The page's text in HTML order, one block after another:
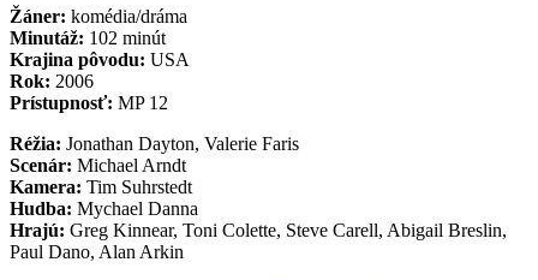
Žáner: komédia/dráma
Minutáž: 102 minút
Krajina pôvodu: USA
Rok: 2006
Prístupnosť: MP 12
Réžia: Jonathan Dayton, Valerie Faris
Scenár: Michael Arndt
Kamera: Tim Suhrstedt
Hudba: Mychael Danna
Hrajú: Greg Kinnear, Toni Colette, Steve Carell, Abigail Breslin,
Paul Dano, Alan Arkin